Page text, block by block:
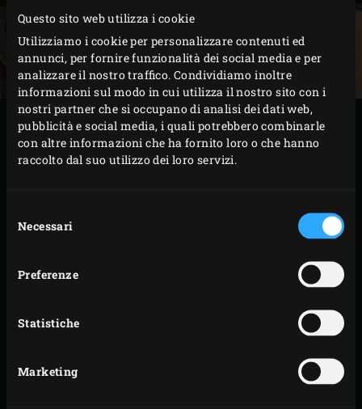
Questo sito web utilizza i cookie
Utilizziamo i cookie per personalizzare contenuti ed
annunci, per fornire funzionalità dei social media e per
analizzare il nostro traffico. Condividiamo inoltre
informazioni sul modo in cui utilizza il nostro sito con i
nostri partner che si occupano di analisi dei dati web,
pubblicità e social media, i quali potrebbero combinarle
con altre informazioni che ha fornito loro o che hanno
raccolto dal suo utilizzo dei loro servizi.
delNecessari
Preferenze
Statistiche
Marketing
PREPARAZIONE
Disponete i peperoni sulla griglia e arrostite
melanzane e le zucchine per circa 2 minuti per lato;
chiudete il coperchio dell’EGG dopo ogni passaggio.
canovaccio pulito. Togliete i peperoni dall’EGG e
Sbucciate le cipolle e tagliatrle in anelli sottili.